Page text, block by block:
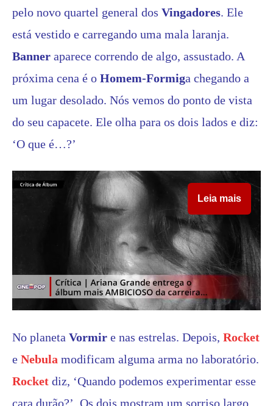
pelo novo quartel general dos Vingadores. Ele
está vestido e carregando uma mala laranja.
Banner aparece correndo de algo, assustado. A
próxima cena é o Homem-Formiga chegando a
um lugar desolado. Nós vemos do ponto de vista
do seu capacete. Ele olha para os dois lados e diz:
‘O que é…?’
Leia mais
No planeta Vormir e nas estrelas. Depois, Rocket
e Nebula modificam alguma arma no laboratório.
Rocket diz, ‘Quando podemos experimentar esse
cara durão?’. Os dois mostram um sorriso largo.